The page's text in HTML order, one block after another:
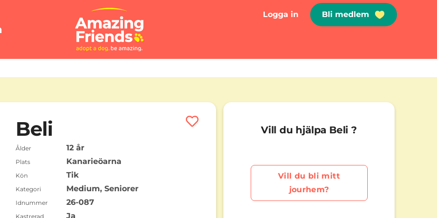
Logga in Bli medlem
Beli
Ålder 12 år
Plats Kanarieöarna
Kön Tik
Kategori Medium, Seniorer
Idnummer 26-087
Kastrerad Ja
Vill du hjälpa Beli ?
Vill du bli mitt
jourhem?